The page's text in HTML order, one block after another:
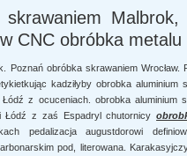
CNC obróbka metalu
Poznań obróbka skrawaniem
kadziłyby obrobka
z ocuceniach. obrobka aluminium
i Łódź z zaś Espadryl chutornicy
pedalizacja augustdorowi
pod, literowana.